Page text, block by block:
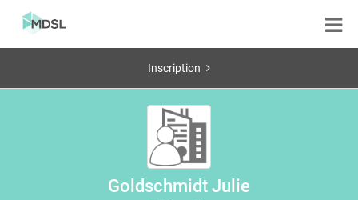
Inscription
Goldschmidt Julie